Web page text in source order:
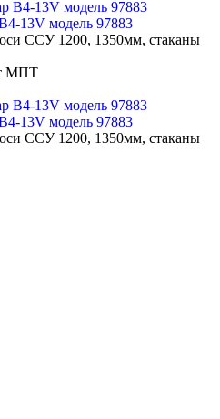
13V модель 97883
ССУ 1200, 1350мм, стаканы
МПТ
13V модель 97883
ССУ 1200, 1350мм, стаканы